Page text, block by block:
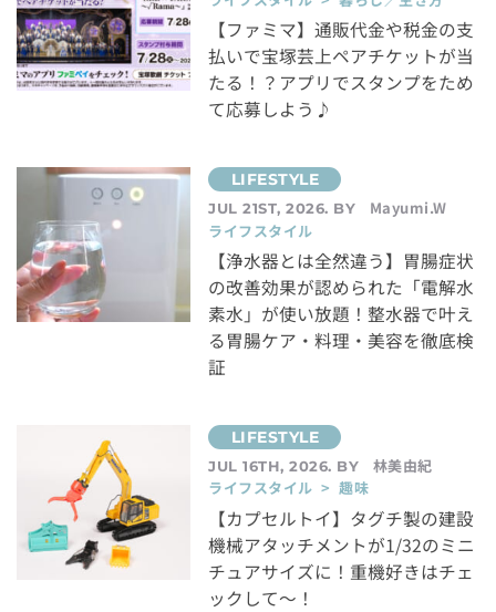
【ファミマ】通販代金や税金の支
払いで宝塚芸上ペアチケットが当
たる！？アプリでスタンプをため
て応募しよう♪
JUL 21ST, 2026. BY
Mayumi.W
ライフスタイル
【浄水器とは全然違う】胃腸症状
の改善効果が認められた「電解水
素水」が使い放題！整水器で叶え
る胃腸ケア・料理・美容を徹底検
証
JUL 16TH, 2026. BY
林美由紀
ライフスタイル > 趣味
【カプセルトイ】タグチ製の建設
機械アタッチメントが1/32のミニ
チュアサイズに！重機好きはチェ
ックして～！